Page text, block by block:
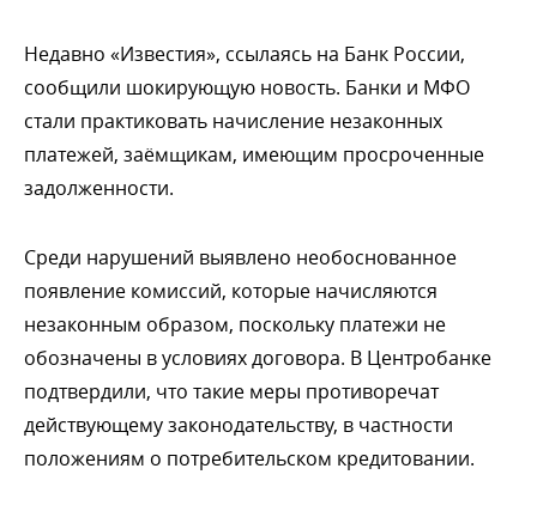
Недавно «Известия», ссылаясь на Банк России,
сообщили шокирующую новость. Банки и МФО
стали практиковать начисление незаконных
платежей, заёмщикам, имеющим просроченные
задолженности.
Среди нарушений выявлено необоснованное
появление комиссий, которые начисляются
незаконным образом, поскольку платежи не
обозначены в условиях договора. В Центробанке
подтвердили, что такие меры противоречат
действующему законодательству, в частности
положениям о потребительском кредитовании.